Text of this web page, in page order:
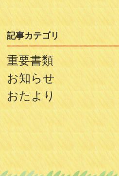
記事カテゴリ
重要書類
お知らせ
おたより